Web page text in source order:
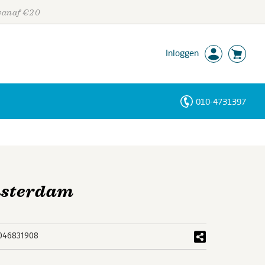
€20
Inloggen
010-4731397
Personen